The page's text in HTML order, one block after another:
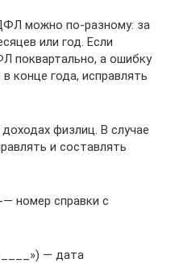
можно по-разному: за
или год. Если
поквартально, а ошибку
конце года, исправлять
физлиц. В случае
и составлять
номер справки с
— дата